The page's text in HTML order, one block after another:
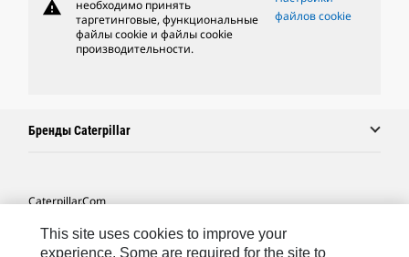
warning
необходимо принять
таргетинговые, функциональные
файлы cookie и файлы cookie
производительности.
файлов cookie
Бренды Caterpillar
Caterpillar.com
Связаться С Caterpillar
This site uses cookies to improve your
experience. Some are required for the site to